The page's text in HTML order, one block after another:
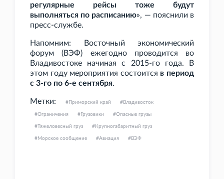
регулярные рейсы тоже будут
выполняться по расписанию», — пояснили в
пресс-службе.
Напомним: Восточный экономический
форум (ВЭФ) ежегодно проводится во
Владивостоке начиная с 2015-го года. В
этом году мероприятия состоится в период
с 3-го по 6-е сентября.
Метки: Приморский край Владивосток
Ограничения Грузовики Опасные грузы
Тяжеловесный груз Крупногабаритный груз
Морское сообщение Авиация ВЭФ